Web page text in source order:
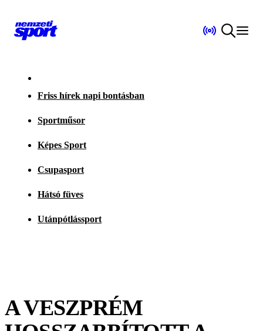
Friss hírek napi bontásban
Sportműsor
Képes Sport
Csupasport
Hátsó füves
Utánpótlássport
A VESZPRÉM